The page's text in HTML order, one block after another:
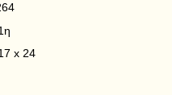
x 24